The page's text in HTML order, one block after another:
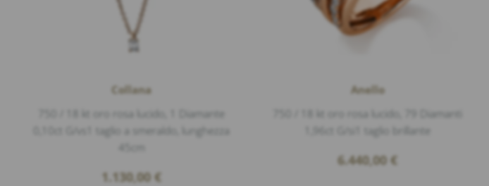
Collana
750 / 18 kt oro rosa lucido, 1 Diamante
0,10ct G/vs1 taglio a smeraldo, lunghezza
1.130,00€
Anello
750 / 18 kt oro rosa lucido, 79 Diamanti
1,96ct G/si1 taglio brillante
6.440,00€